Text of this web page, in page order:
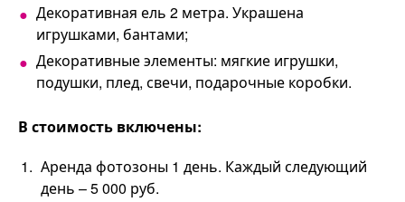
Декоративная ель 2 метра. Украшена
игрушками, бантами;
Декоративные элементы: мягкие игрушки,
подушки, плед, свечи, подарочные коробки.
В стоимость включены:
Аренда фотозоны 1 день. Каждый следующий
день – 5 000 руб.